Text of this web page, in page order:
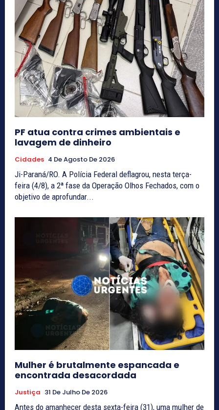
PF atua contra crimes ambientais e
lavagem de dinheiro
Cidades 4 De Agosto De 2026
Ji-Paraná/RO. A Polícia Federal deflagrou, nesta terça-
feira (4/8), a 2ª fase da Operação Olhos Fechados, com o
objetivo de aprofundar...
Mulher é brutalmente espancada e
encontrada desacordada
Justiça 31 De Julho De 2026
Antes do amanhecer desta sexta-feira (31), uma mulher de